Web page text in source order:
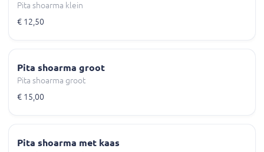
Pita shoarma klein
€ 12,50
Pita shoarma groot
Pita shoarma groot
€ 15,00
Pita shoarma met kaas